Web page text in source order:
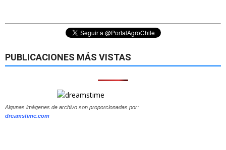
PUBLICACIONES MÁS VISTAS
Algunas imágenes de archivo son proporcionadas por:
dreamstime.com